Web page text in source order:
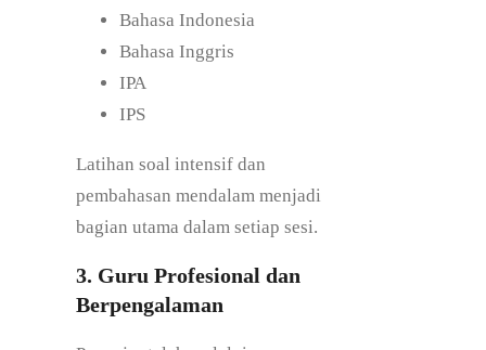
Bahasa Indonesia
Bahasa Inggris
IPA
IPS
Latihan soal intensif dan
pembahasan mendalam menjadi
bagian utama dalam setiap sesi.
3. Guru Profesional dan
Berpengalaman